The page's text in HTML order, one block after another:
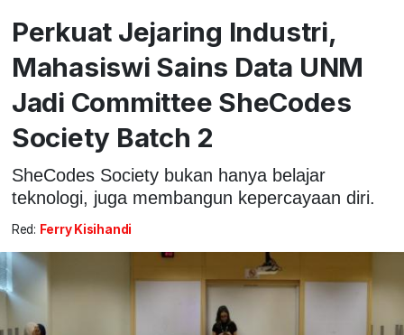
Perkuat Jejaring Industri,
Mahasiswi Sains Data UNM
Jadi Committee SheCodes
Society Batch 2
SheCodes Society bukan hanya belajar
teknologi, juga membangun kepercayaan diri.
Red: Ferry Kisihandi